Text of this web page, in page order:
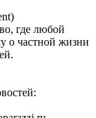
где любой
о частной жизни